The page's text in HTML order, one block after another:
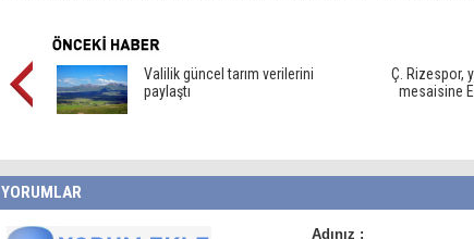
Valilik güncel tarım verilerini
paylaştı
Ç. Rizespor,
mesaisine
YORUMLAR